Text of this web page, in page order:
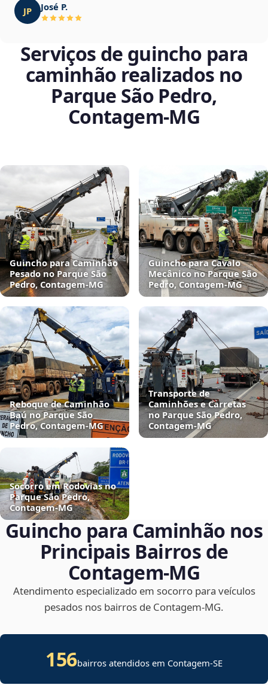
JP José P.
Serviços de guincho para
caminhão realizados no
Parque São Pedro,
Contagem‑MG
Guincho para Caminhão
Pesado no Parque São
Pedro, Contagem‑MG
Guincho para Cavalo
Mecânico no Parque São
Pedro, Contagem‑MG
Reboque de Caminhão
Baú no Parque São
Pedro, Contagem‑MG
Transporte de
Caminhões e Carretas
no Parque São Pedro,
Contagem‑MG
Socorro em Rodovias no
Parque São Pedro,
Contagem‑MG
Guincho para Caminhão nos
Principais Bairros de
Contagem‑MG
Atendimento especializado em socorro para veículos
pesados nos bairros de Contagem‑MG.
156bairros atendidos em Contagem-SE